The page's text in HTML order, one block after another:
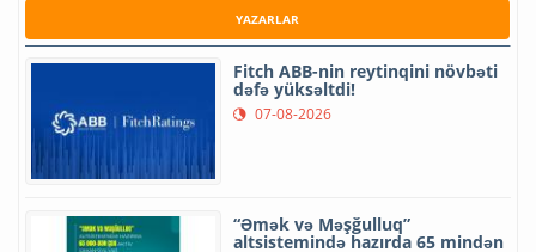
YAZARLAR
Fitch ABB-nin reytinqini növbəti
dəfə yüksəltdi!
07-08-2026
“Əmək və Məşğulluq”
altsistemində hazırda 65 mindən